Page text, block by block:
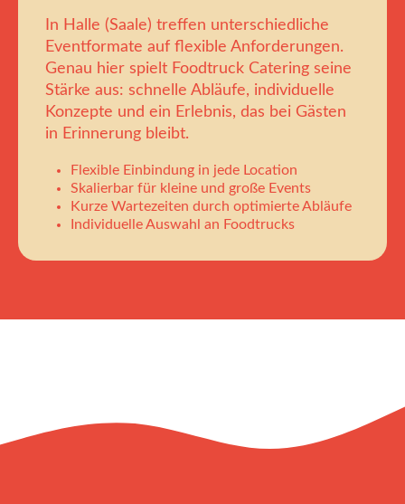
In Halle (Saale) treffen unterschiedliche
Eventformate auf flexible Anforderungen.
Genau hier spielt Foodtruck Catering seine
Stärke aus: schnelle Abläufe, individuelle
Konzepte und ein Erlebnis, das bei Gästen
in Erinnerung bleibt.
Flexible Einbindung in jede Location
Skalierbar für kleine und große Events
Kurze Wartezeiten durch optimierte Abläufe
Individuelle Auswahl an Foodtrucks